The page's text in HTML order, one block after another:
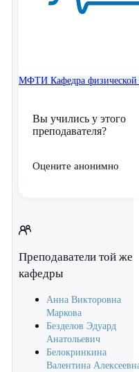
МФТИ Кафедра физической
Вы учились у этого
преподавателя?
Оцените анонимно
Преподаватели той же
кафедры
Анна Викторовна
Маркова
Безделов Эдуард
Анатольевич
Белокринкина
Валентина